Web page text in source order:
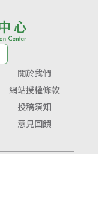
關於我們
網站授權條款
投稿須知
意見回饋